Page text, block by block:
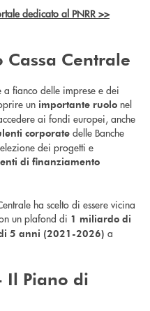
dedicato al PNRR >>
Centrale
a fianco delle imprese e dei
un importante ruolo nel
ai fondi europei, anche
corporate delle Banche
dei progetti e
di finanziamento
ha scelto di essere vicina
un plafond di 1 miliardo di
5 anni (2021-2026) a
Il Piano di